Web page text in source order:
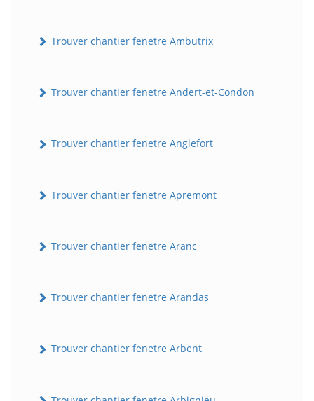
Trouver chantier fenetre Ambutrix
Trouver chantier fenetre Andert-et-Condon
Trouver chantier fenetre Anglefort
Trouver chantier fenetre Apremont
Trouver chantier fenetre Aranc
Trouver chantier fenetre Arandas
Trouver chantier fenetre Arbent